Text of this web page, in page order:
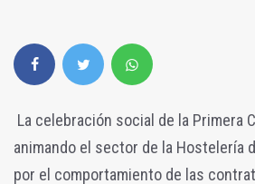
La celebración social de la Primera
animando el sector de la Hostelería
por el comportamiento de las